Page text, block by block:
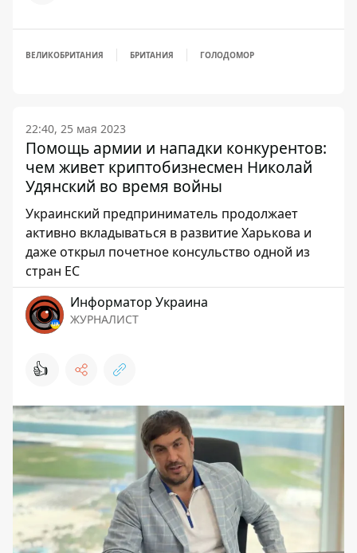
ВЕЛИКОБРИТАНИЯ БРИТАНИЯ ГОЛОДОМОР
22:40, 25 мая 2023
Помощь армии и нападки конкурентов:
чем живет криптобизнесмен Николай
Удянский во время войны
Украинский предприниматель продолжает
активно вкладываться в развитие Харькова и
даже открыл почетное консульство одной из
стран ЕС
Информатор Украина
ЖУРНАЛИСТ
👍